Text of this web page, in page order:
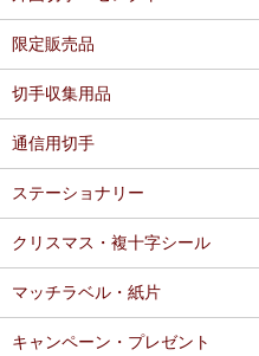
限定販売品
切手収集用品
通信用切手
ステーショナリー
クリスマス・複十字シール
マッチラベル・紙片
キャンペーン・プレゼント